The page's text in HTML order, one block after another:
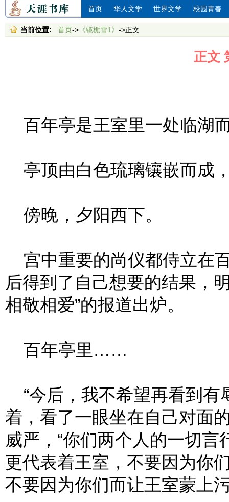
首页 华人文学 世界文学 校园青春
当前位置: 首页-> 《镜栀雪1》 ->正文
正文
百年亭是王室里一处临湖
亭顶由白色琉璃镶嵌而成
傍晚，夕阳西下。
宫中重要的尚仪都侍立在
后得到了自己想要的结果，
相敬相爱”的报道出炉。
百年亭里……
“今后，我不希望再看到有
着，看了一眼坐在自己对面
威严，“你们两个人的一切
更代表着王室，不要因为你
不要因为你们而让王室蒙上